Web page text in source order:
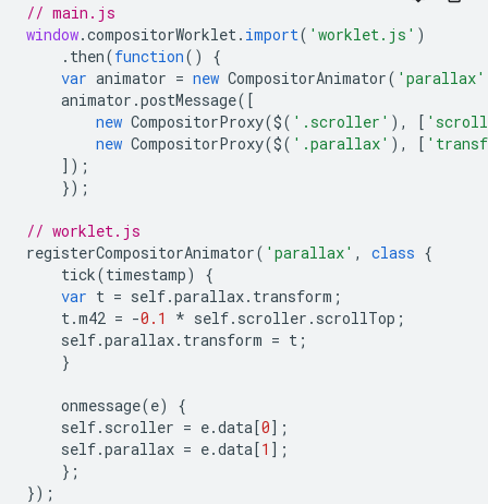
// main.js
window.compositorWorklet. import( 'worklet.js' )
. then(function()
{
var animator = new CompositorAnimator( 'parallax'
animator .postMessage([
new CompositorProxy($( '.scroller' ), [
new CompositorProxy($( '.parallax' ), [
]);
});
// worklet.js
registerCompositorAnimator( 'parallax' , class {
tick(timestamp)
{
var t = self.parallax. transform ;
t.m42 = -0.1 * self. scroller . scrollTop ;
self.parallax. transform = t ;
}
onmessage(e)
{
self. scroller = e.data[0];
self.parallax = e.data[1 ];
};
});